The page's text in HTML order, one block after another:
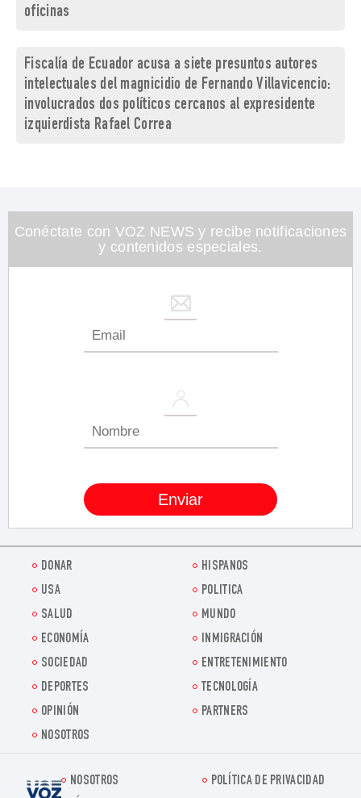
oficinas
Fiscalía de Ecuador acusa a siete presuntos autores
intelectuales del magnicidio de Fernando Villavicencio:
involucrados dos políticos cercanos al expresidente
izquierdista Rafael Correa
Conéctate con VOZ NEWS y recibe notificaciones
y contenidos especiales.
DONAR
HISPANOS
USA
POLITICA
SALUD
MUNDO
ECONOMÍA
INMIGRACIÓN
SOCIEDAD
ENTRETENIMIENTO
DEPORTES
TECNOLOGÍA
OPINIÓN
PARTNERS
NOSOTROS
Voz.us
NOSOTROS POLÍTICA DE PRIVACIDAD